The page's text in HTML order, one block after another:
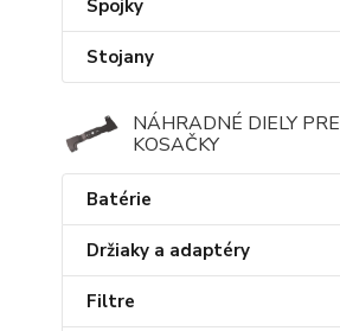
Spojky
Stojany
NÁHRADNÉ DIELY PRE
KOSAČKY
Batérie
Držiaky a adaptéry
Filtre